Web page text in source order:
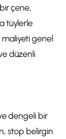
çene,
tüylerle
maliyeti genel
düzenli
dengeli bir
stop belirgin